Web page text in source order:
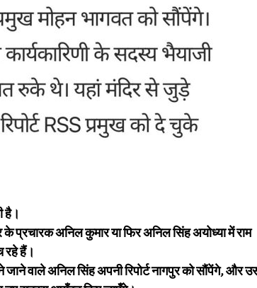
है।
के प्रचारक अनिल कुमार या फिर अनिल सिंह अयोध्या में राम
रहे हैं।
वाले अनिल सिंह अपनी रिपोर्ट नागपुर को सौंपेंगे, और